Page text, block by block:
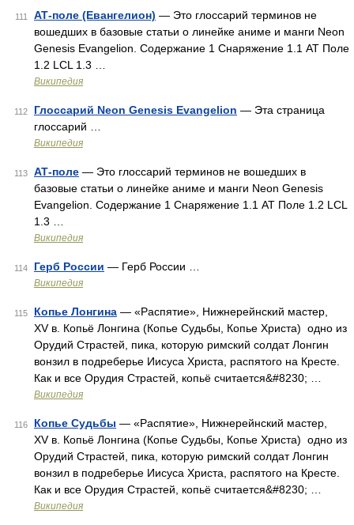
111 АТ-поле (Евангелион) — Это глоссарий терминов не
вошедших в базовые статьи о линейке аниме и манги Neon
Genesis Evangelion. Содержание 1 Снаряжение 1.1 AT Поле
1.2 LCL 1.3 …
Википедия
112 Глоссарий Neon Genesis Evangelion — Эта страница
глоссарий …
Википедия
113 АТ-поле — Это глоссарий терминов не вошедших в
базовые статьи о линейке аниме и манги Neon Genesis
Evangelion. Содержание 1 Снаряжение 1.1 AT Поле 1.2 LCL
1.3 …
Википедия
114 Герб России — Герб России …
Википедия
115 Копье Лонгина — «Распятие», Нижнерейнский мастер,
XV в. Копьё Лонгина (Копье Судьбы, Копье Христа) одно из
Орудий Страстей, пика, которую римский солдат Лонгин
вонзил в подреберье Иисуса Христа, распятого на Кресте.
Как и все Орудия Страстей, копьё считается&#8230; …
Википедия
116 Копье Судьбы — «Распятие», Нижнерейнский мастер,
XV в. Копьё Лонгина (Копье Судьбы, Копье Христа) одно из
Орудий Страстей, пика, которую римский солдат Лонгин
вонзил в подреберье Иисуса Христа, распятого на Кресте.
Как и все Орудия Страстей, копьё считается&#8230; …
Википедия